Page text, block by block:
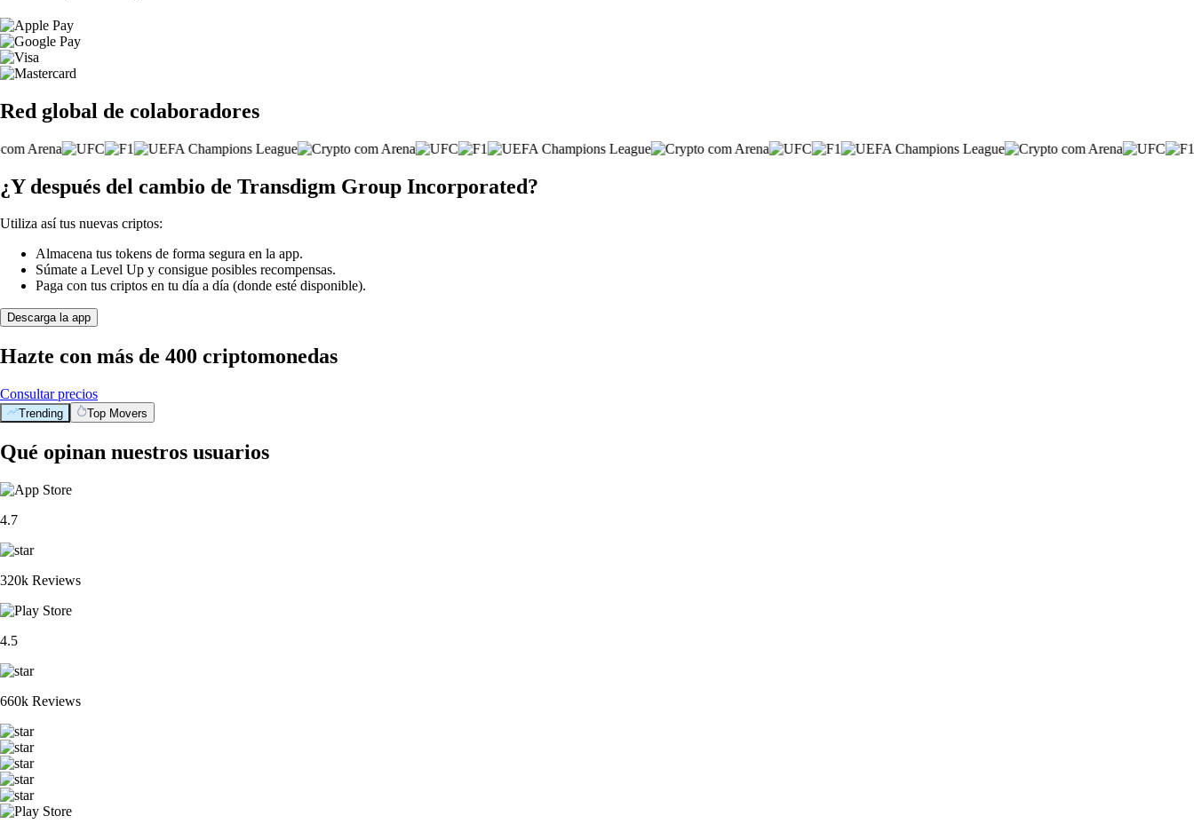
Red global de colaboradores
¿Y después del cambio de Transdigm Group Incorporated?
Utiliza así tus nuevas criptos:
Almacena tus tokens de forma segura en la app.
Súmate a Level Up y consigue posibles recompensas.
Paga con tus criptos en tu día a día (donde esté disponible).
Descarga la app
Hazte con más de 400 criptomonedas
Consultar precios
Trending Top Movers
Qué opinan nuestros usuarios
4.7
320k Reviews
4.5
660k Reviews